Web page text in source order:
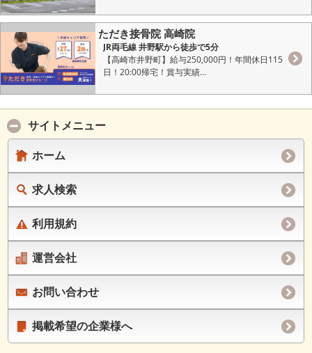
ただき接骨院 高崎院
JR両毛線 井野駅から徒歩で5分
【高崎市井野町】給与250,000円！年間休日115
日！20:00帰宅！賞与実績...
サイトメニュー
ホーム
求人検索
利用規約
運営会社
お問い合わせ
掲載希望の企業様へ